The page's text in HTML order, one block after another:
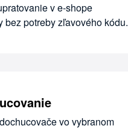
v e-shope
bez potreby zľavového kódu.
vo vybranom